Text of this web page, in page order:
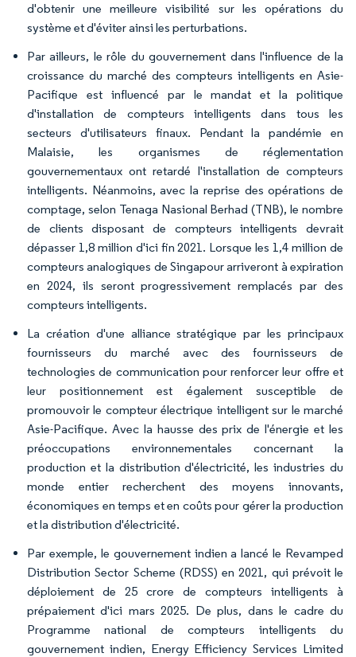
d'obtenir une meilleure visibilité sur les opérations du
système et d'éviter ainsi les perturbations.
Par ailleurs, le rôle du gouvernement dans l'influence de la
croissance du marché des compteurs intelligents en Asie-
Pacifique est influencé par le mandat et la politique
d'installation de compteurs intelligents dans tous les
secteurs d'utilisateurs finaux. Pendant la pandémie en
Malaisie, les organismes de réglementation
gouvernementaux ont retardé l'installation de compteurs
intelligents. Néanmoins, avec la reprise des opérations de
comptage, selon Tenaga Nasional Berhad (TNB), le nombre
de clients disposant de compteurs intelligents devrait
dépasser 1,8 million d'ici fin 2021. Lorsque les 1,4 million de
compteurs analogiques de Singapour arriveront à expiration
en 2024, ils seront progressivement remplacés par des
compteurs intelligents.
La création d'une alliance stratégique par les principaux
fournisseurs du marché avec des fournisseurs de
technologies de communication pour renforcer leur offre et
leur positionnement est également susceptible de
promouvoir le compteur électrique intelligent sur le marché
Asie-Pacifique. Avec la hausse des prix de l'énergie et les
préoccupations environnementales concernant la
production et la distribution d'électricité, les industries du
monde entier recherchent des moyens innovants,
économiques en temps et en coûts pour gérer la production
et la distribution d'électricité.
Par exemple, le gouvernement indien a lancé le Revamped
Distribution Sector Scheme (RDSS) en 2021, qui prévoit le
déploiement de 25 crore de compteurs intelligents à
prépaiement d'ici mars 2025. De plus, dans le cadre du
Programme national de compteurs intelligents du
gouvernement indien, Energy Efficiency Services Limited